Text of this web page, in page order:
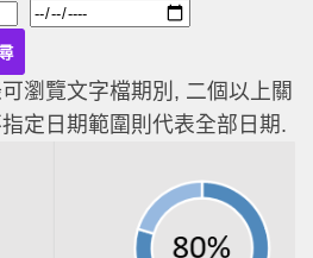
瀏覽文字檔期別, 二個以上關
定日期範圍則代表全部日期.